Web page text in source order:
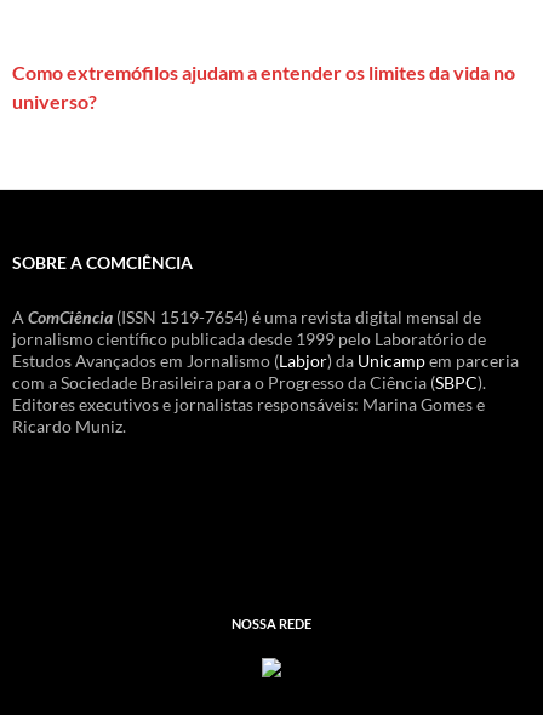
Como extremófilos ajudam a entender os limites da vida no
universo?
SOBRE A COMCIÊNCIA
A ComCiência (ISSN 1519-7654) é uma revista digital mensal de
jornalismo científico publicada desde 1999 pelo Laboratório de
Estudos Avançados em Jornalismo (Labjor) da Unicampem parceria
com a Sociedade Brasileira para o Progresso da Ciência (SBPC).
Editores executivos e jornalistas responsáveis: Marina Gomes e
Ricardo Muniz.
NOSSA REDE